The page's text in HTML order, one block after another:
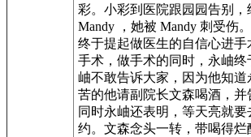
彩。小彩到医院跟园园告别，
Mandy ，她被 Mandy 刺受伤
终于提起做医生的自信心进手
手术，做手术的同时，永岫终
岫不敢告诉大家，因为他知道
苦的他请副院长文森喝酒，并
同时永岫还表明，等天亮就
约。文森念头一转，带喝得